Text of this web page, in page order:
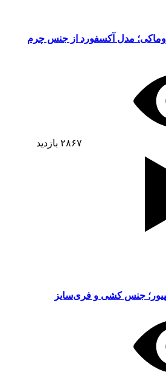
مدل آکسفورد از جنس چرم
۲۸۶۷ بازدید
جنس کشی و فری‌سایز